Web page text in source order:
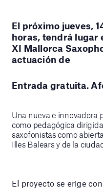
El próximo jueves,
horas, tendrá lugar
XI Mallorca
actuación de
Entrada gratuita.
Una nueva e innovadora
como pedagógica
saxofonistas como
Illes Balears y de la
El proyecto se erige